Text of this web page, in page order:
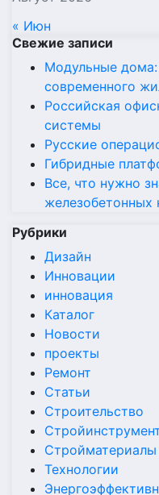
« Июн
Свежие записи
Модульные
современного
Российская
системы
Русские
Гибридные
Все, что нужно
железобетонных
Рубрики
Дизайн
Инновации
инновация
Каталог
Новости
проекты
Ремонт
Статьи
Строительство
Стройматериалы
Технологии